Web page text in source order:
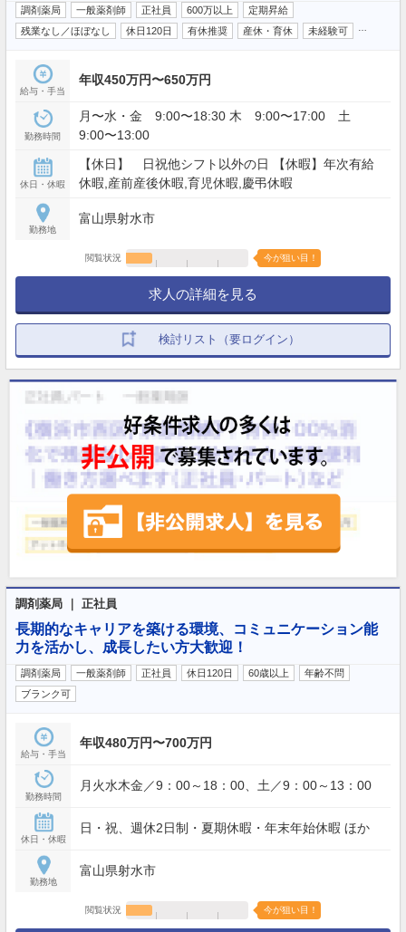
調剤薬局 一般薬剤師 正社員 600万以上
定期昇給
残業なし／ほぼなし
休日120日 有休推奨 産休・育休 未経験可
給与・手当
年収450万円〜650万円
勤務時間
月〜水・金 9:00〜18:30 木 9:00〜17:00 土
9:00〜13:00
休日・休暇
【休日】 日祝他シフト以外の日 【休暇】年次有給
休暇,産前産後休暇,育児休暇,慶弔休暇
勤務地
富山県射水市
閲覧状況 今が狙い目！
求人の詳細を見る
検討リスト（要ログイン）
調剤薬局 ｜ 正社員
長期的なキャリアを築ける環境、コミュニケーション能
力を活かし、成長したい方大歓迎！
調剤薬局 一般薬剤師 正社員 休日120日 60歳以上
年齢不問
ブランク可
給与・手当
年収480万円〜700万円
勤務時間
月火水木金／9：00～18：00、土／9：00～13：00
休日・休暇
日・祝、週休2日制・夏期休暇・年末年始休暇 ほか
勤務地
富山県射水市
閲覧状況 今が狙い目！